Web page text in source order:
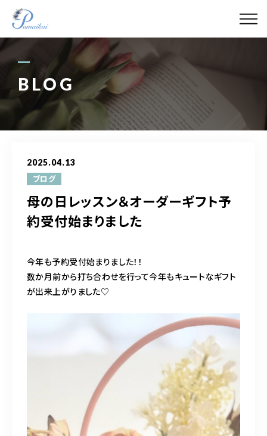
BLOG
2025.04.13
ブログ
母の日レッスン＆オーダーギフト予
約受付始まりました
今年も予約受付始まりました！！
数か月前から打ち合わせを行って今年もキュートなギフト
が出来上がりました♡
ABOUT
MENU
GALLERY
ACCESS
090-4421-1788
営業時間 10:30-19:00
ご予約はこちら